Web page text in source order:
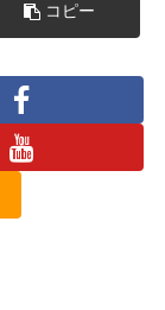
コピー